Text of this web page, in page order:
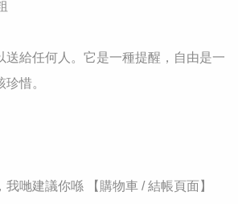
送給任何人。它是一種提醒，自由是一
惜。
哋建議你喺 【購物車 / 結帳頁面】